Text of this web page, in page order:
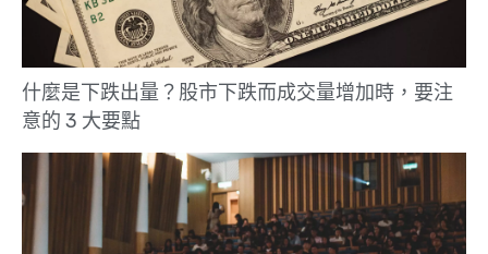
什麼是下跌出量？股市下跌而成交量增加時，要注
意的 3 大要點